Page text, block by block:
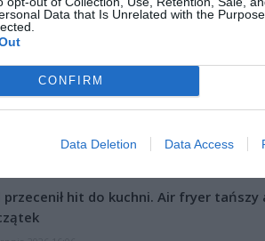
Data that Is Unrelated with the
CONFIRM
Data Deletion Data Access
przecenił hit do kuchni. Air fryer tańszy